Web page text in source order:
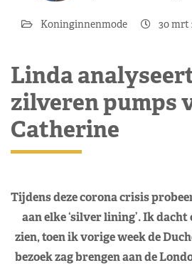
Koninginnenmode 30 mrt
Linda
zilveren pumps
Catherine
Tijdens deze corona crisis
aan elke ‘silver lining’. Ik
zien, toen ik vorige week de
bezoek zag brengen aan de